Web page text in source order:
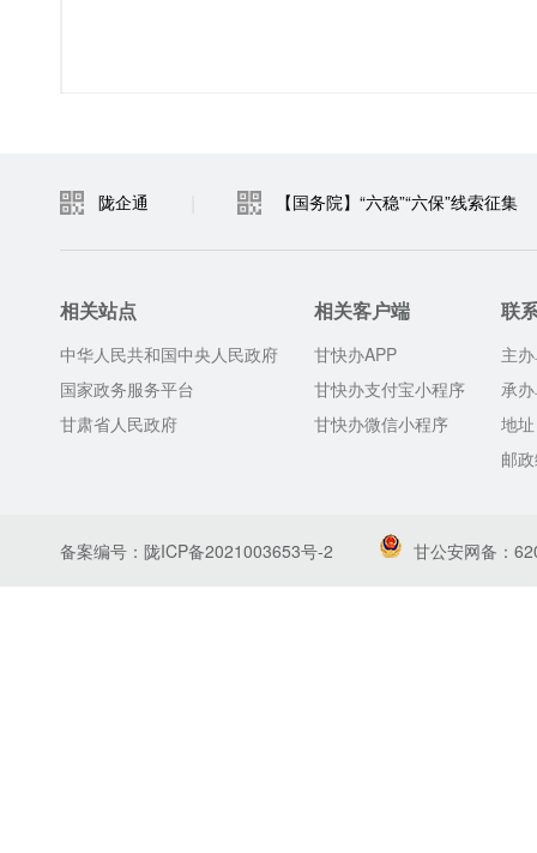
陇企通 【国务院】“六稳”“六保”线索征集
相关站点
中华人民共和国中央人民政府
国家政务服务平台
甘肃省人民政府
相关客户端
甘快办APP
甘快办支付宝小程序
甘快办微信小程序
联
主
承
地
邮
备案编号：陇ICP备2021003653号-2 甘公安网备：